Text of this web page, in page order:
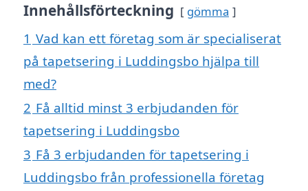
Innehållsförteckning gömma
1 Vad kan ett företag som är specialiserat
på tapetsering i Luddingsbo hjälpa till
med?
2 Få alltid minst 3 erbjudanden för
tapetsering i Luddingsbo
3 Få 3 erbjudanden för tapetsering i
Luddingsbo från professionella företag